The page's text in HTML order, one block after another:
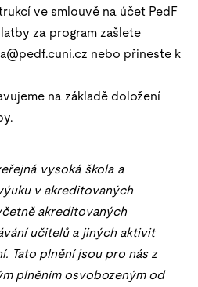
ve smlouvě na účet PedF
za program zašlete
nebo přineste k
na základě doložení
vysoká škola a
v akreditovaných
akreditovaných
učitelů a jiných aktivit
Tato plnění jsou pro nás z
plněním osvobozeným od